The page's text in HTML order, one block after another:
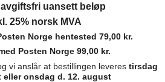
uansett beløp
25% norsk MVA
Norge hentested 79,00 kr.
Posten Norge 99,00 kr.
vi anslår at bestillingen leveres tirsdag
eller onsdag d. 12. august